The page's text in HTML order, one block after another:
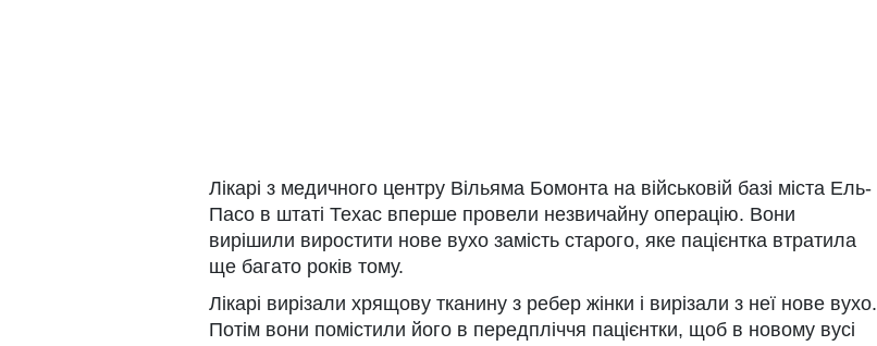
Лікарі з медичного центру Вільяма Бомонта на військовій базі міста Ель-
Пасо в штаті Техас вперше провели незвичайну операцію. Вони
вирішили виростити нове вухо замість старого, яке пацієнтка втратила
ще багато років тому.
Лікарі вирізали хрящову тканину з ребер жінки і вирізали з неї нове вухо.
Потім вони помістили його в передпліччя пацієнтки, щоб в новому вусі